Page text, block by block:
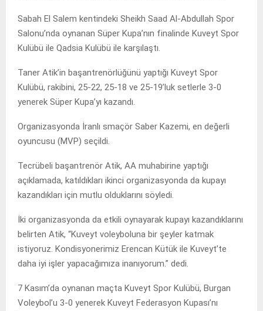
Sabah El Salem kentindeki Sheikh Saad Al-Abdullah Spor
Salonu’nda oynanan Süper Kupa’nın finalinde Kuveyt Spor
Kulübü ile Qadsia Kulübü ile karşılaştı.
Taner Atik’in başantrenörlüğünü yaptığı Kuveyt Spor
Kulübü, rakibini, 25-22, 25-18 ve 25-19’luk setlerle 3-0
yenerek Süper Kupa’yı kazandı.
Organizasyonda İranlı smaçör Saber Kazemi, en değerli
oyuncusu (MVP) seçildi.
Tecrübeli başantrenör Atik, AA muhabirine yaptığı
açıklamada, katıldıkları ikinci organizasyonda da kupayı
kazandıkları için mutlu olduklarını söyledi.
İki organizasyonda da etkili oynayarak kupayı kazandıklarını
belirten Atik, “Kuveyt voleyboluna bir şeyler katmak
istiyoruz. Kondisyonerimiz Erencan Kütük ile Kuveyt’te
daha iyi işler yapacağımıza inanıyorum.” dedi.
7 Kasım’da oynanan maçta Kuveyt Spor Kulübü, Burgan
Voleybol’u 3-0 yenerek Kuveyt Federasyon Kupası’nı